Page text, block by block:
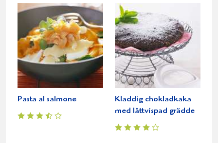
Pasta al salmone
Kladdig chokladkaka
med lättvispad grädde